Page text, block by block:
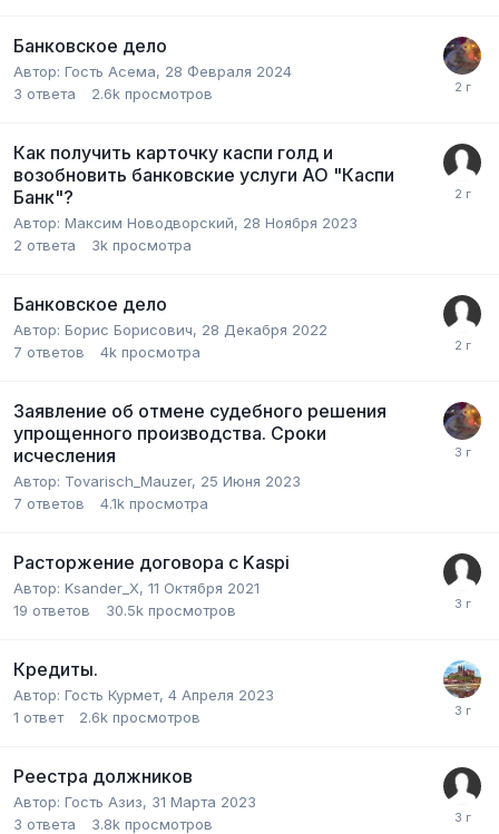
Банковское дело
Автор: Гость Асема, 28 Февраля 2024
3 ответа 2.6k просмотров
Как получить карточку каспи голд и
возобновить банковские услуги АО "Каспи
Банк"?
Автор: Максим Новодворский, 28 Ноября 2023
2 ответа 3k просмотра
Банковское дело
Автор: Борис Борисович, 28 Декабря 2022
7 ответов 4k просмотра
Заявление об отмене судебного решения
упрощенного производства. Сроки
исчесления
Автор: Tovarisch_Mauzer, 25 Июня 2023
7 ответов 4.1k просмотра
Расторжение договора с Kaspi
Автор: Ksander_X, 11 Октября 2021
19 ответов 30.5k просмотров
Кредиты.
Автор: Гость Курмет, 4 Апреля 2023
1 ответ 2.6k просмотров
Реестра должников
Автор: Гость Азиз, 31 Марта 2023
3 ответа 3.8k просмотров